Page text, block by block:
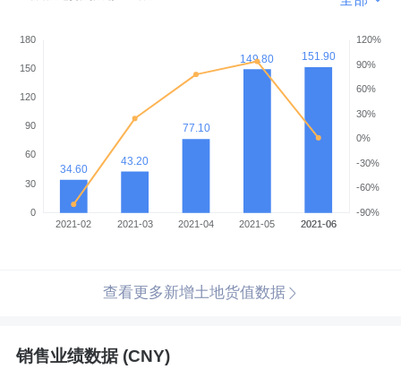
查看更多新增土地货值数据
销售业绩数据 (CNY)